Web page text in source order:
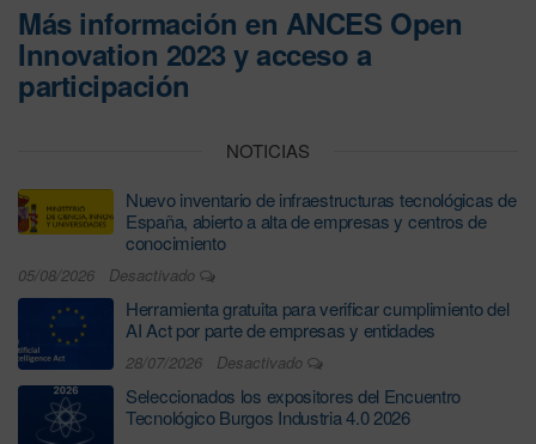
Más información en ANCES Open
Innovation 2023 y acceso a
participación
NOTICIAS
Nuevo inventario de infraestructuras tecnológicas de
España, abierto a alta de empresas y centros de
conocimiento
05/08/2026 Desactivado
Herramienta gratuita para verificar cumplimiento del
AI Act por parte de empresas y entidades
28/07/2026 Desactivado
Seleccionados los expositores del Encuentro
Tecnológico Burgos Industria 4.0 2026